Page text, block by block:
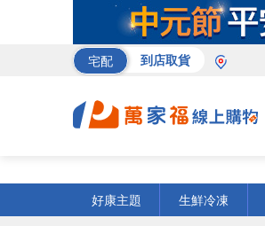
宅配 到店取貨
好康主題
生鮮冷凍